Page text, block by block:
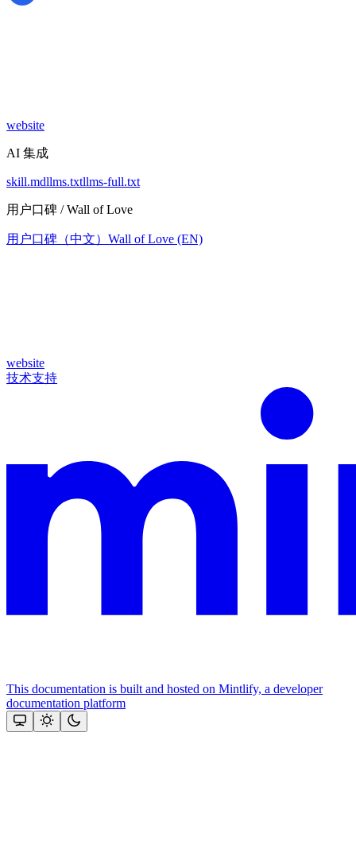
website
AI 集成
skill.mdllms.txtllms-full.txt
用户口碑 / Wall of Love
用户口碑（中文） Wall of Love (EN)
website
技术支持
This documentation is built and hosted on Mintlify, a developer
documentation platform